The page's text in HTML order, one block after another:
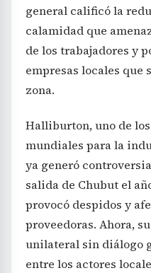
general calificó la
calamidad que
de los trabajadores y
empresas locales que
zona.
Halliburton, uno de
mundiales para la
ya generó
salida de Chubut el
provocó despidos y
proveedoras. Ahora,
unilateral sin diálogo
entre los actores